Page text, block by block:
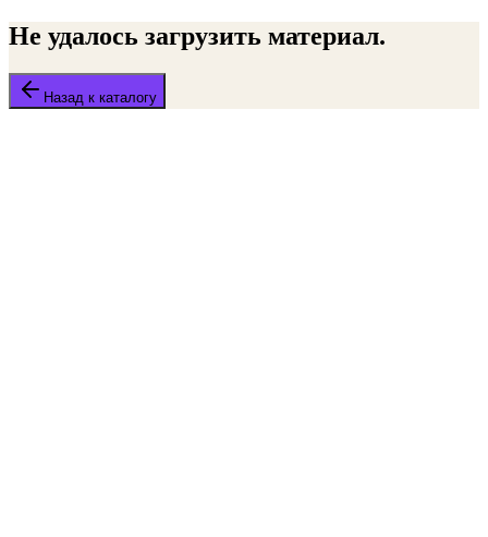
Не удалось загрузить материал.
Назад к каталогу